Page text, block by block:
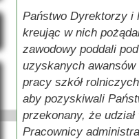
Państwo Dyrektorzy i
kreując w nich
zawodowy poddali
uzyskanych
pracy szkół
aby pozyskiwali
przekonany, że
Pracownicy